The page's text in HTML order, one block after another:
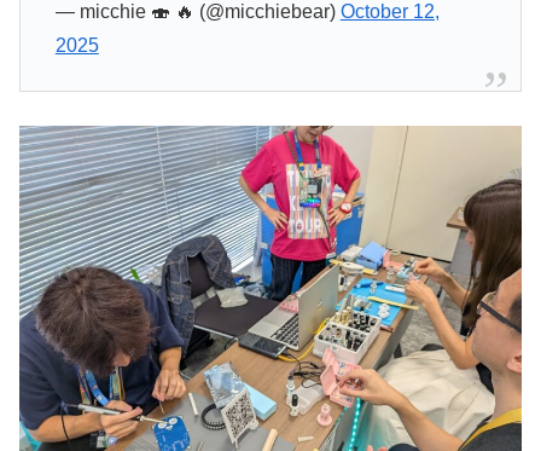
— micchie 🍣 🔥 (@micchiebear) October 12,
2025